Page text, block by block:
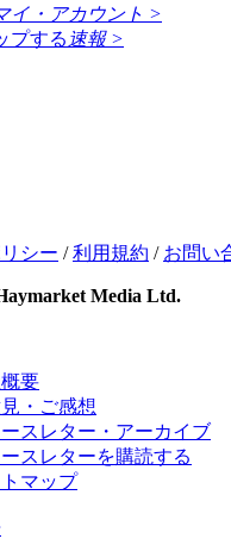
イ・アカウント >
プする 速報 >
シー /利用規約 / お問い
Media Ltd.
要
・ご感想
スレター・アーカイブ
スレターを購読する
マップ